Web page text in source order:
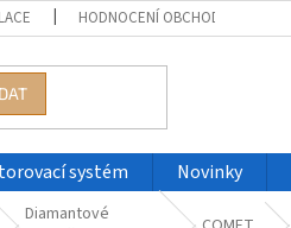
HODNOCENÍ OBCHODU
systém Novinky
Diamantové